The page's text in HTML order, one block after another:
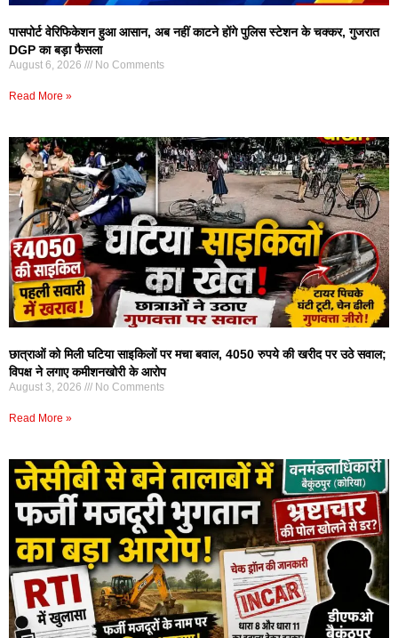
पासपोर्ट वेरिफिकेशन हुआ आसान, अब नहीं काटने होंगे पुलिस स्टेशन के चक्कर, गुजरात
DGP का बड़ा फैसला
August 6, 2026 No Comments
Read More »
छात्राओं को मिली घटिया साइकिलों पर मचा बवाल, 4050 रुपये की खरीद पर उठे सवाल;
विपक्ष ने लगाए कमीशनखोरी के आरोप
August 3, 2026 No Comments
Read More »